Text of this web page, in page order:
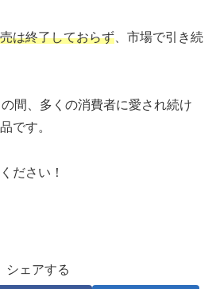
は終了しておらず、市場で引き続
間、多くの消費者に愛され続け
です。
ださい！
シェアする